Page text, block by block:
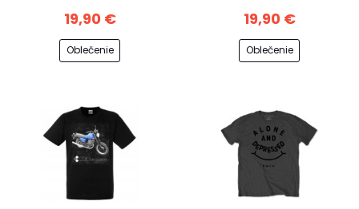
19,90 €
Oblečenie
19,90 €
Oblečenie